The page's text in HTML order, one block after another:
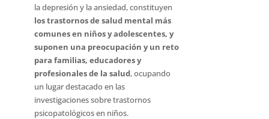
la depresión y la ansiedad, constituyen
los trastornos de salud mental más
comunes en niños y adolescentes, y
suponen una preocupación y un reto
para familias, educadores y
profesionales de la salud, ocupando
un lugar destacado en las
investigaciones sobre trastornos
psicopatológicos en niños.